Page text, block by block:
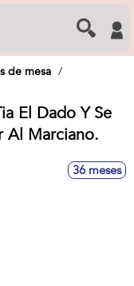
de mesa
El Dado Y Se
Al Marciano.
36 meses